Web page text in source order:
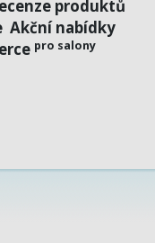
produktů
Akční nabídky
pro salony